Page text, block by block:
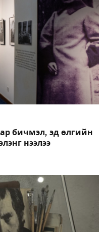
бичмэл, эд өлгийн
нээлээ